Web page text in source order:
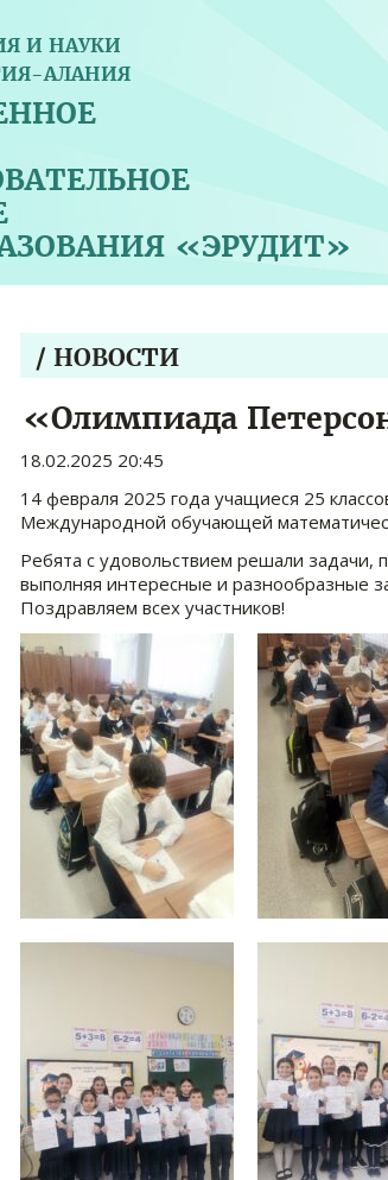
И НАУКИ
АЛАНИЯ
«ЭРУДИТ»
/ НОВОСТИ
«Олимпиада
18.02.2025 20:45
14 февраля 2025 года учащиеся 25
Международной обучающей
Ребята с удовольствием решали задачи,
выполняя интересные и разнообразные
Поздравляем всех участников!